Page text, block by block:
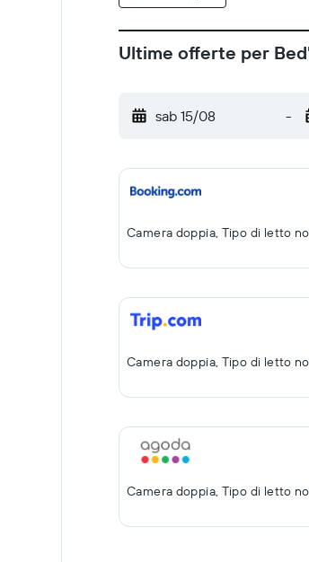
Ultime offerte per
sab 15/08 -
Camera doppia, Tipo di letto
Camera doppia, Tipo di letto
Camera doppia, Tipo di letto